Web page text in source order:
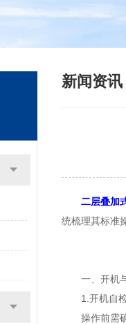
新闻资讯
二层叠加
统梳理其标准
一、开机与
1.开机自检
操作前需确